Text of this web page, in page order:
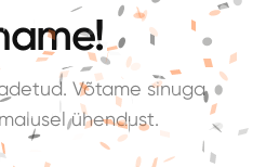
Võtame sinuga
ühendust.